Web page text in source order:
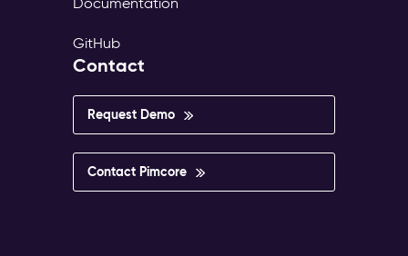
GitHub
Contact
Request Demo
Contact Pimcore